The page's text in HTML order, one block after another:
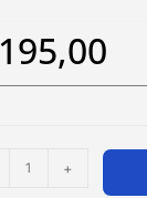
195,00
+